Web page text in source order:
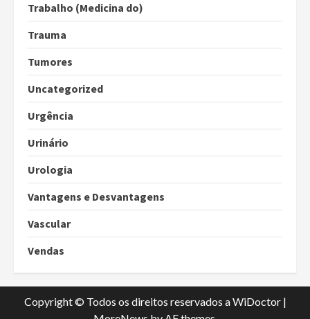
Trabalho (Medicina do)
Trauma
Tumores
Uncategorized
Urgência
Urinário
Urologia
Vantagens e Desvantagens
Vascular
Vendas
Copyright © Todos os direitos reservados a WiDoctor |